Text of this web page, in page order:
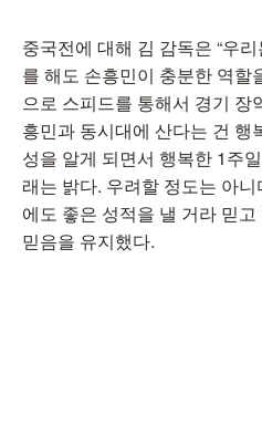
중국전에 대해 김 감독은 “우
를 해도 손흥민이 충분한 역할
으로 스피드를 통해서 경기 장
흥민과 동시대에 산다는 건 행
성을 알게 되면서 행복한 1주
래는 밝다. 우려할 정도는 아
에도 좋은 성적을 낼 거라 믿
믿음을 유지했다.